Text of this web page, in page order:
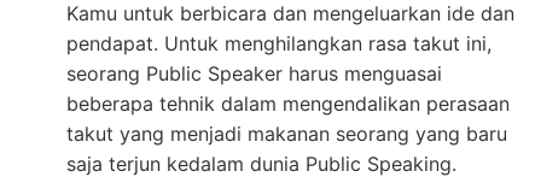
Kamu untuk berbicara dan mengeluarkan ide dan
pendapat. Untuk menghilangkan rasa takut ini,
seorang Public Speaker harus menguasai
beberapa tehnik dalam mengendalikan perasaan
takut yang menjadi makanan seorang yang baru
saja terjun kedalam dunia Public Speaking.